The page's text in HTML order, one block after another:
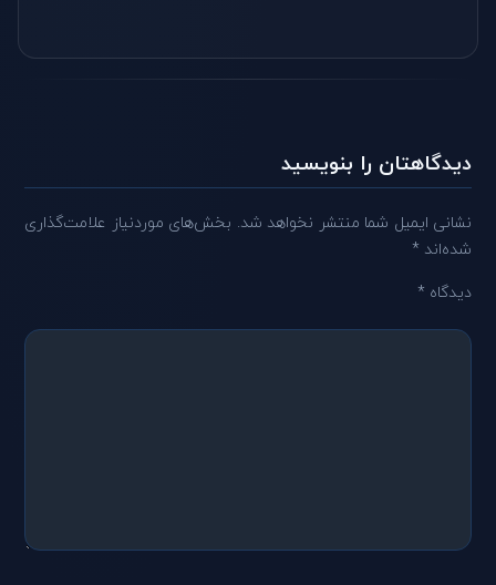
دیدگاهتان را بنویسید
نشانی ایمیل شما منتشر نخواهد شد. بخش‌های موردنیاز علامت‌گذاری
شده‌اند *
دیدگاه *